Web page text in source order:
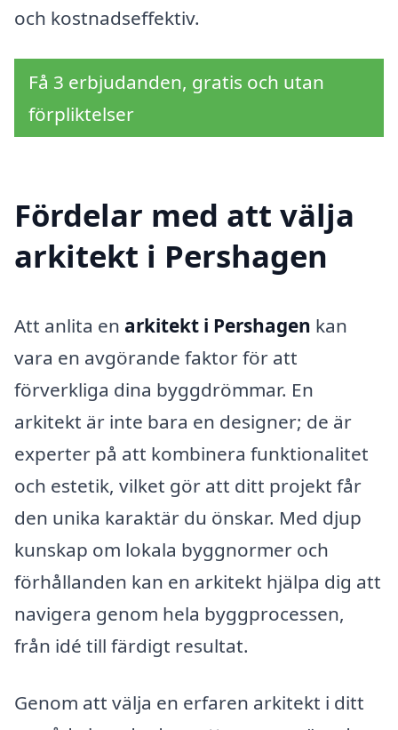
och kostnadseffektiv.
Få 3 erbjudanden, gratis och utan
förpliktelser
Fördelar med att välja
arkitekt i Pershagen
Att anlita en arkitekt i Pershagen kan
vara en avgörande faktor för att
förverkliga dina byggdrömmar. En
arkitekt är inte bara en designer; de är
experter på att kombinera funktionalitet
och estetik, vilket gör att ditt projekt får
den unika karaktär du önskar. Med djup
kunskap om lokala byggnormer och
förhållanden kan en arkitekt hjälpa dig att
navigera genom hela byggprocessen,
från idé till färdigt resultat.
Genom att välja en erfaren arkitekt i ditt